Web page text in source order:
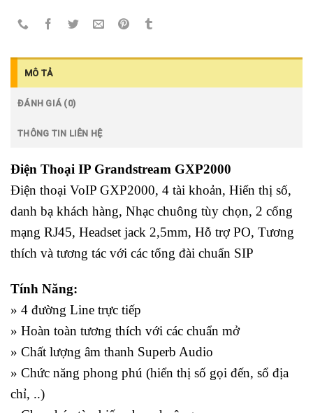
MÔ TẢ
ĐÁNH GIÁ (0)
THÔNG TIN LIÊN HỆ
Điện Thoại IP Grandstream GXP2000
Điện thoại VoIP GXP2000, 4 tài khoản, Hiển thị số,
danh bạ khách hàng, Nhạc chuông tùy chọn, 2 cổng
mạng RJ45, Headset jack 2,5mm, Hỗ trợ PO, Tương
thích và tương tác với các tổng đài chuẩn SIP
Tính Năng:
» 4 đường Line trực tiếp
» Hoàn toàn tương thích với các chuẩn mở
» Chất lượng âm thanh Superb Audio
» Chức năng phong phú (hiển thị số gọi đến, sổ địa
chỉ, ..)